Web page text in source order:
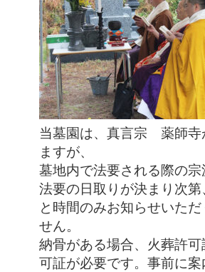
当墓園は、真言宗 薬師寺
ますが、
墓地内で法要される際の宗
法要の日取りが決まり次
と時間のみお知らせいた
せん。
納骨がある場合、火葬許
可証が必要です。事前に